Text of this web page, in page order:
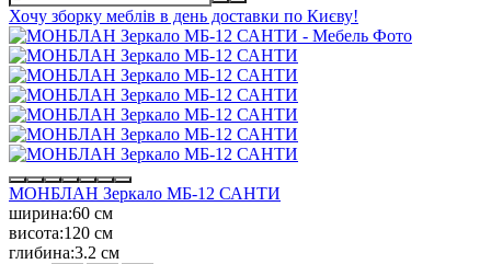
Хочу зборку меблів в день доставки по Києву!
МОНБЛАН Зеркало МБ-12 САНТИ
ширина:60 см
висота:120 см
глибина:3.2 см